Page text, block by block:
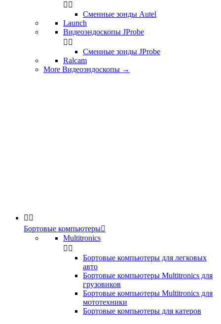
 
Сменные зонды Autel
Launch
Видеоэндоскопы JProbe
 
Сменные зонды JProbe
Ralcam
More Видеоэндоскопы →
 
Бортовые компьютеры
Multitronics
 
Бортовые компьютеры для легковых
авто
Бортовые компьютеры Multitronics для
грузовиков
Бортовые компьютеры Multitronics для
мототехники
Бортовые компьютеры для катеров